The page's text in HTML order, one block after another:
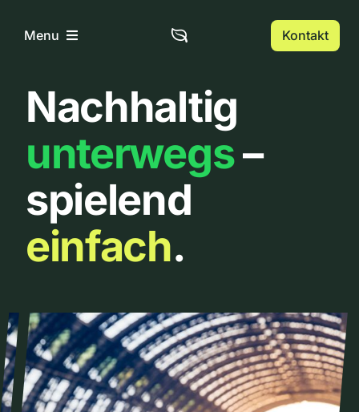
InhaltMenu
Home
Über uns
Urbanlist
Kontakt
Nachhaltig
unterwegs–
spielend
einfach.